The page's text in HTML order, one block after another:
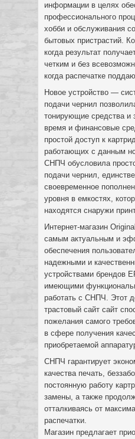
информации в целях
профессионального
хобби и обслуживания
бытовых пристрастий.
когда результат
четким и без
когда распечатке
Новое устройство —
подачи чернил
тонирующие средства и
время и финансовые
простой доступ к
работающих с данным
СНПЧ обусловила
подачи чернил,
своевременное
уровня в емкостях,
находятся снаружи
Интернет-магазин
самым актуальным и
обеспечения
надежными и
устройствами брендов
имеющими
работать с СНПЧ. Этот
трастовый сайт сайт
пожелания самого
в сфере получения
приобретаемой
СНПЧ гарантирует
качества печать,
постоянную работу
замены, а также
отталкиваясь от
распечатки.
Магазин предлагает